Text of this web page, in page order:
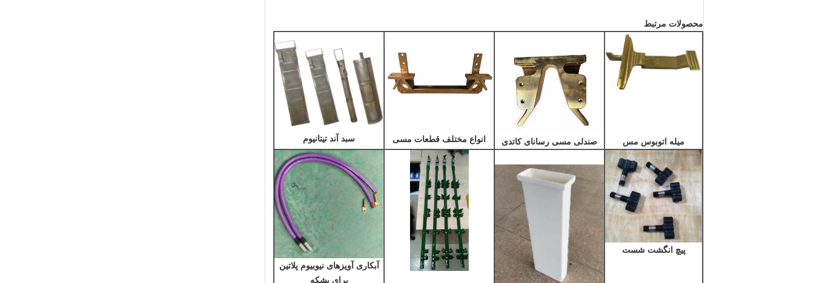
محصولات مرتبط
میله اتوبوس مس صندلی مسی رسانای کاتدی انواع مختلف قطعات مسی سبد آند تیتانیوم
پیچ انگشت شست
آبکاری آویزهای نیوبیوم پلاتین
برای بشکه